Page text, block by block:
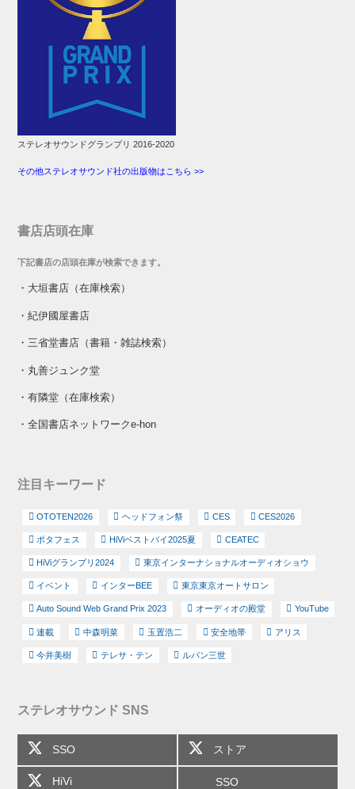
ステレオサウンドグランプリ 2016-2020
その他ステレオサウンド社の出版物はこちら >>
書店店頭在庫
下記書店の店頭在庫が検索できます。
・ 大垣書店（在庫検索）
・紀伊國屋書店
・三省堂書店（書籍・雑誌検索）
・ 丸善ジュンク堂
・有隣堂（在庫検索）
・全国書店ネットワークe-hon
注目キーワード
OTOTEN2026 ヘッドフォン祭 CES CES2026
ポタフェス HiViベストバイ2025夏 CEATEC
HiViグランプリ2024 東京インターナショナルオーディオショウ
イベント インターBEE 東京東京オートサロン
Auto Sound Web Grand Prix 2023 オーディオの殿堂 YouTube
連載 中森明菜 玉置浩二 安全地帯 アリス
今井美樹 テレサ・テン ルパン三世
ステレオサウンド SNS
SSO ストア
HiVi SSO